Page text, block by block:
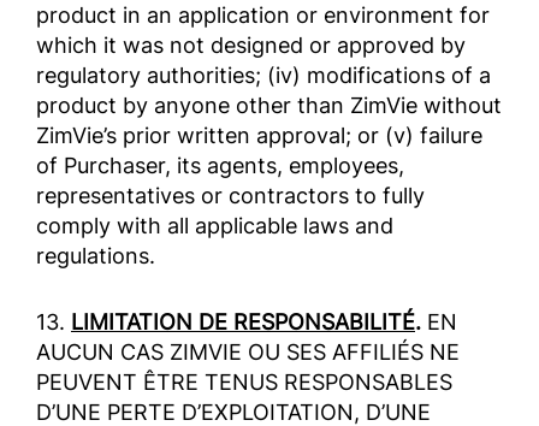
product in an application or environment for
which it was not designed or approved by
regulatory authorities; (iv) modifications of a
product by anyone other than ZimVie without
ZimVie’s prior written approval; or (v) failure
of Purchaser, its agents, employees,
representatives or contractors to fully
comply with all applicable laws and
regulations.
13. LIMITATION DE RESPONSABILITÉ. EN
AUCUN CAS ZIMVIE OU SES AFFILIÉS NE
PEUVENT ÊTRE TENUS RESPONSABLES
D’UNE PERTE D’EXPLOITATION, D’UNE